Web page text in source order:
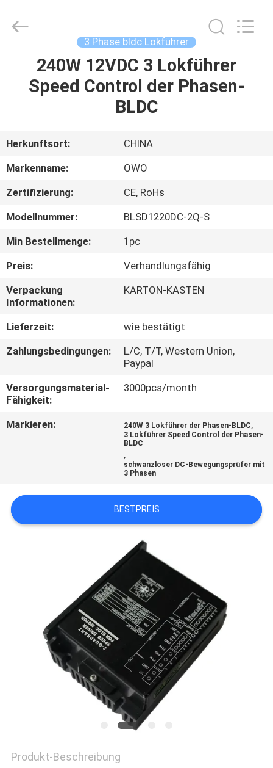
STARTSEITE
VIDEOS
UNS
FABRIK
TOUR
QUALITÄTSKONTROLLE
NACHRICHTEN
ALLE
SITEMAP
DATENSCHUTZRICHTLINIE
Motor
Technology
3 Phase bldc Lokführer
240W 12VDC 3 Lokführer
Speed Control der Phasen-
BLDC
Herkunftsort:
CHINA
Markenname:
OWO
Zertifizierung:
CE, RoHs
Modellnummer:
BLSD1220DC-2Q-S
Min Bestellmenge:
1pc
Preis:
Verhandlungsfähig
Verpackung
Informationen:
KARTON-KASTEN
Lieferzeit:
wie bestätigt
Zahlungsbedingungen:
L/C, T/T, Western Union,
Paypal
Versorgungsmaterial-
Fähigkeit:
3000pcs/month
Markieren: 240W 3 Lokführer der Phasen-BLDC,
3 Lokführer Speed Control der Phasen-
BLDC
,
schwanzloser DC-Bewegungsprüfer mit
3 Phasen
BESTPREIS
Produkt-Beschreibung